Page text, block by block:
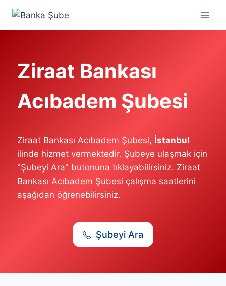
Skip
content
Ziraat Bankası
Acıbadem Şubesi
Ziraat Bankası Acıbadem Şubesi, İstanbul
ilinde hizmet vermektedir. Şubeye ulaşmak için
"Şubeyi Ara" butonuna tıklayabilirsiniz. Ziraat
Bankası Acıbadem Şubesi çalışma saatlerini
aşağıdan öğrenebilirsiniz.
Şubeyi Ara